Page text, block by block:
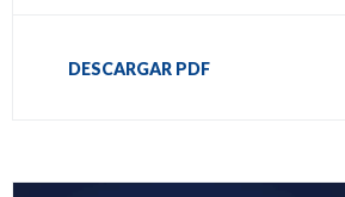
DESCARGAR PDF